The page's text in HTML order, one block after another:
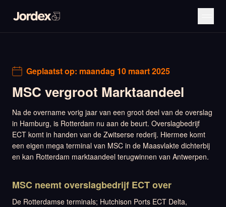
Geplaatst op: maandag 10 maart 2025
MSC vergroot Marktaandeel
Na de overname vorig jaar van een groot deel van de overslag
in Hamburg, is Rotterdam nu aan de beurt. Overslagbedrijf
ECT komt in handen van de Zwitserse rederij. Hiermee komt
een eigen mega terminal van MSC in de Maasvlakte dichterbij
en kan Rotterdam marktaandeel terugwinnen van Antwerpen.
MSC neemt overslagbedrijf ECT over
De Rotterdamse terminals; Hutchison Ports ECT Delta,